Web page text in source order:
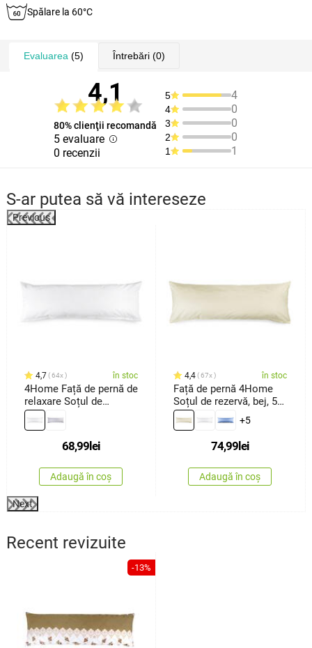
Spălare la 60°C
Evaluarea (5) Întrebări(0)
4,1
80% clienţii recomandă
5 evaluare
0 recenzii
5 4
4 0
3 0
2 0
1 1
S-ar putea să vă intereseze
Previous
4,7 64x în stoc
4Home Față de pernă de
relaxare Soțul de
rezervă albă, 45 x 120
cm
68,99 lei
Adaugă în coș
4,4 67x în stoc
Față de pernă 4Home
Soțul de rezervă, bej, 50
x 150 cm
+5
74,99 lei
Adaugă în coș
Next
Recent revizuite
-13%